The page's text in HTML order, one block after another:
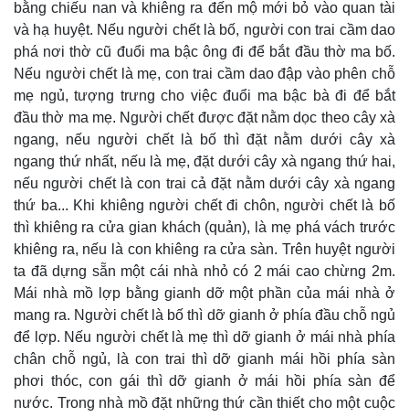
bằng chiếu nan và khiêng ra đến mộ mới bỏ vào quan tài
và hạ huyệt. Nếu người chết là bố, người con trai cầm dao
phá nơi thờ cũ đuổi ma bậc ông đi để bắt đầu thờ ma bố.
Nếu người chết là mẹ, con trai cầm dao đập vào phên chỗ
mẹ ngủ, tượng trưng cho việc đuổi ma bậc bà đi để bắt
đầu thờ ma mẹ. Người chết được đặt nằm dọc theo cây xà
ngang, nếu người chết là bố thì đặt nằm dưới cây xà
ngang thứ nhất, nếu là mẹ, đặt dưới cây xà ngang thứ hai,
nếu người chết là con trai cả đặt nằm dưới cây xà ngang
thứ ba... Khi khiêng người chết đi chôn, người chết là bố
thì khiêng ra cửa gian khách (quản), là mẹ phá vách trước
khiêng ra, nếu là con khiêng ra cửa sàn. Trên huyệt người
ta đã dựng sẵn một cái nhà nhỏ có 2 mái cao chừng 2m.
Mái nhà mồ lợp bằng gianh dỡ một phần của mái nhà ở
mang ra. Người chết là bố thì dỡ gianh ở phía đầu chỗ ngủ
để lợp. Nếu người chết là mẹ thì dỡ gianh ở mái nhà phía
chân chỗ ngủ, là con trai thì dỡ gianh mái hồi phía sàn
phơi thóc, con gái thì dỡ gianh ở mái hồi phía sàn để
nước. Trong nhà mồ đặt những thứ cần thiết cho một cuộc